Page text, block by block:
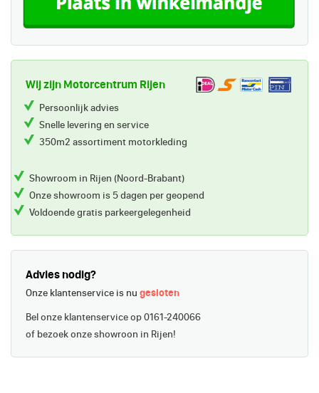
Wij zijn Motorcentrum Rijen
Persoonlijk advies
Snelle levering en service
350m2 assortiment motorkleding
Showroom in Rijen (Noord-Brabant)
Onze showroom is 5 dagen per geopend
Voldoende gratis parkeergelegenheid
Advies nodig?
Onze klantenservice is nu gesloten
Bel onze klantenservice op 0161-240066
of bezoek onze showroon in Rijen!